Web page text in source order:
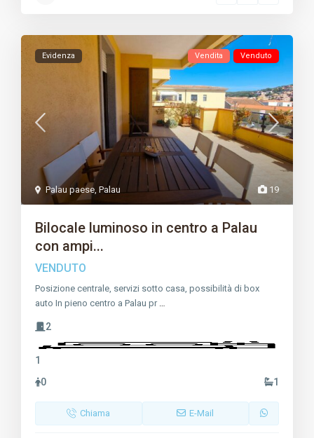
19
Palau paese ,Palau
Evidenza Vendita Venduto
Bilocale luminoso in centro a Palau
con ampi...
VENDUTO
Posizione centrale, servizi sotto casa, possibilità di box
auto In pieno centro a Palau pr
2
1
0
1
Chiama E-Mail